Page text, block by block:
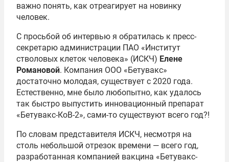
важно понять, как отреагирует на новинку
человек.
С просьбой об интервью я обратилась к пресс-
секретарю администрации ПАО «Институт
стволовых клеток человека» (ИСКЧ) Елене
Романовой. Компания ООО «Бетувакс»
достаточно молодая, существует с 2020 года.
Естественно, мне было любопытно, как удалось
так быстро выпустить инновационный препарат
«Бетувакс-КоВ-2», сами-то существуют всего год?!
По словам представителя ИСКЧ, несмотря на
столь небольшой отрезок времени — всего год,
разработанная компанией вакцина «Бетувакс-